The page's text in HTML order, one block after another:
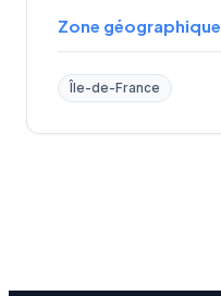
Zone géographique
Île-de-France